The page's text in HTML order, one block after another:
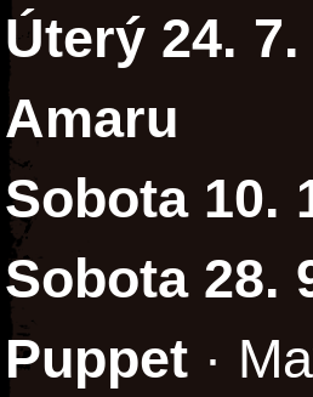
Úterý 24. 7.
Amaru
Sobota 10.
Sobota 28.
Puppet ·